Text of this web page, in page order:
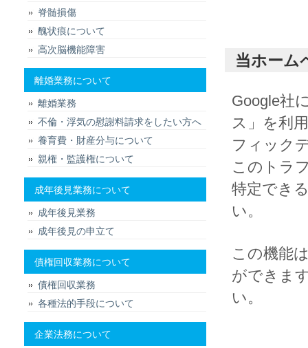
当ホーム
Google社
ス」を利
フィック
このトラ
特定でき
い。
この機能
ができま
い。
脊髄損傷
醜状痕について
高次脳機能障害
離婚業務について
離婚業務
不倫・浮気の慰謝料請求をしたい方へ
養育費・財産分与について
親権・監護権について
成年後見業務について
成年後見業務
成年後見の申立て
債権回収業務について
債権回収業務
各種法的手段について
企業法務について